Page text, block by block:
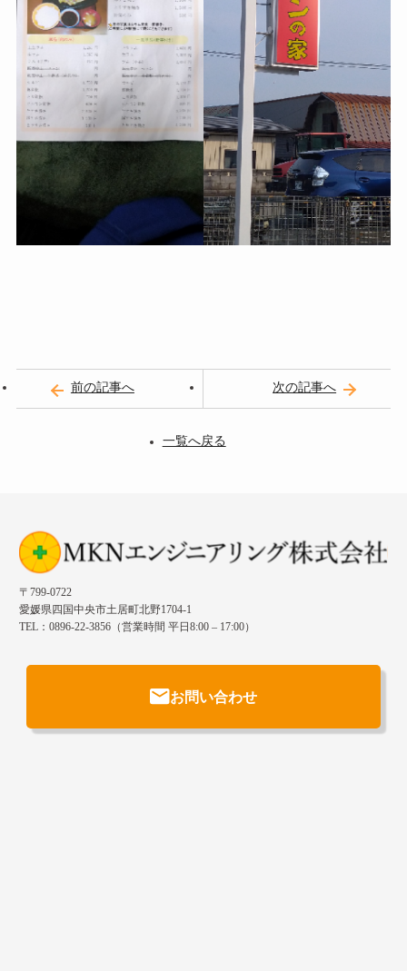
前の記事へ
一覧へ戻る
次の記事へ
〒799-0722
愛媛県四国中央市土居町北野1704-1
TEL：0896-22-3856（営業時間 平日8:00 – 17:00）
お問い合わせ